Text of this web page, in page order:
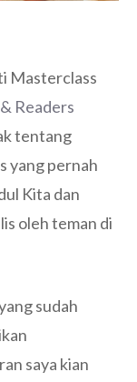
Masterclass
Readers
tentang
yang pernah
Kita dan
oleh teman di
sudah
saya kian